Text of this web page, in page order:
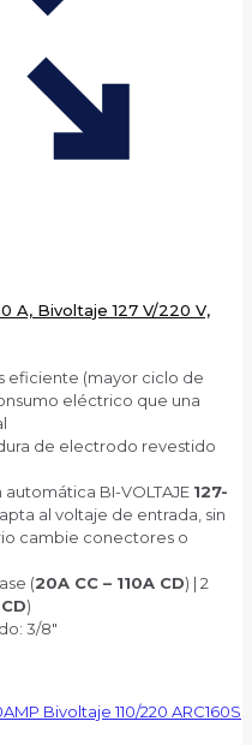
A, Bivoltaje 127 V/220 V,
eficiente (mayor ciclo de
eléctrico que una
de electrodo revestido
BI-VOLTAJE 127-
al voltaje de entrada, sin
cambie conectores o
(20A CC – 110A CD) | 2
)
3/8″